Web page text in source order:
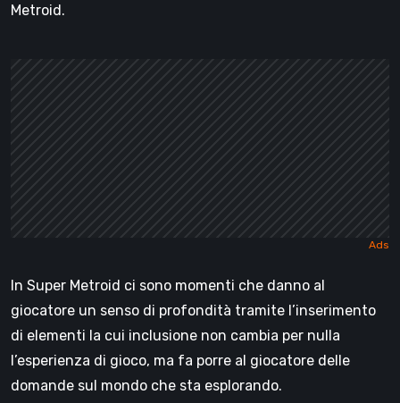
Metroid.
In Super Metroid ci sono momenti che danno al
giocatore un senso di profondità tramite l’inserimento
di elementi la cui inclusione non cambia per nulla
l’esperienza di gioco, ma fa porre al giocatore delle
domande sul mondo che sta esplorando.